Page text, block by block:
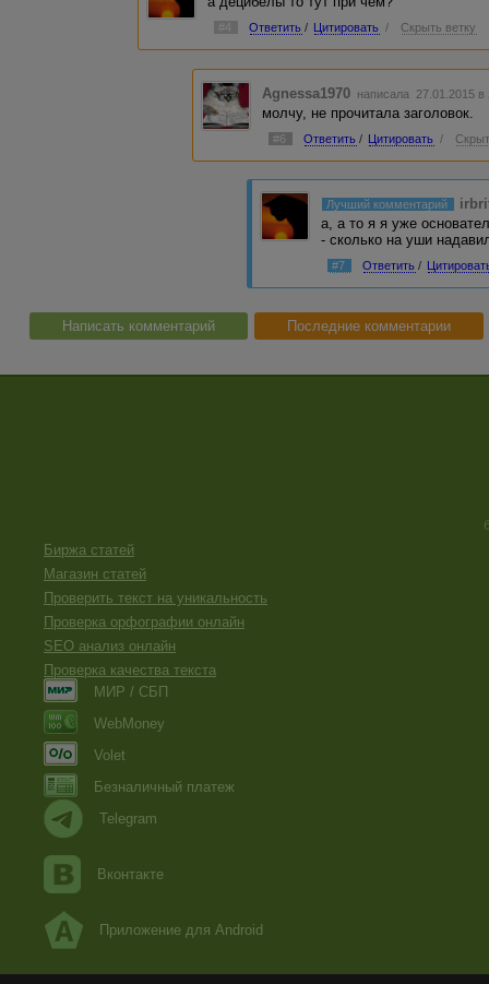
#4 Ответить / Цитировать / Скрыть ветку
Agnessa1970 написала 27.01.2015
молчу, не прочитала заголовок.
#6 Ответить / Цитировать /
Лучший комментарий
а, а то я я уже
- сколько на уши
#7 Ответить /
Написать комментарий Последние комментарии
Биржа статей
Магазин статей
Проверить текст на уникальность
Проверка орфографии онлайн
SEO анализ онлайн
Проверка качества текста
МИР / СБП
WebMoney
Volet
Безналичный платеж
Telegram
Вконтакте
Приложение для Android